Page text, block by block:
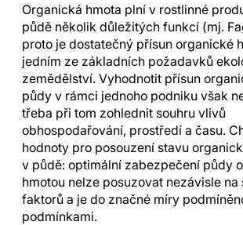
Organická hmota plní v rostlinné
půdě několik důležitých funkcí (mj.
proto je dostatečný přísun organické
jedním ze základních požadavků
zemědělství. Vyhodnotit přísun
půdy v rámci jednoho podniku však
třeba při tom zohlednit souhru vlivů
obhospodařování, prostředí a času.
hodnoty pro posouzení stavu
v půdě: optimální zabezpečení půdy
hmotou nelze posuzovat nezávisle na
faktorů a je do značné míry
podmínkami.